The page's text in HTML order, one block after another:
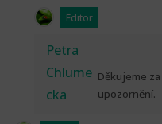
Editor
Petra
Chlume
cka
Děkujeme za
upozornění.